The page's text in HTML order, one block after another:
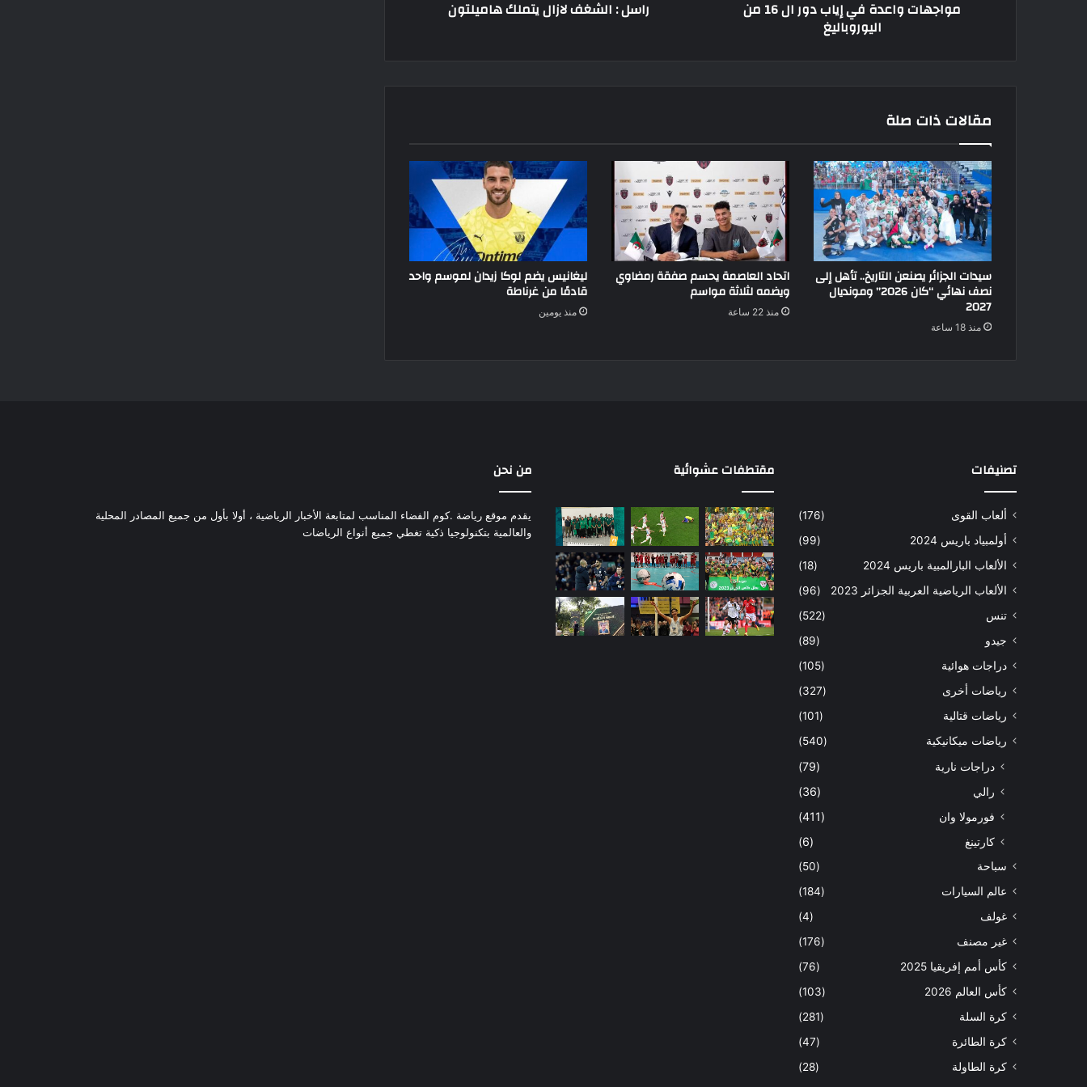
مواجهات واعدة في إياب دور ال 16 من
اليوروباليغ
راسل : الشغف لازال يتملك هاميلتون
مقالات ذات صلة
سيدات الجزائر يصنعن التاريخ.. تأهل إلى
نصف نهائي “كان 2026” ومونديال
2027
منذ 18 ساعة
اتحاد العاصمة يحسم صفقة رمضاوي
ويضمه لثلاثة مواسم
منذ 22 ساعة
ليغانيس يضم لوكا زيدان لموسم واحد
قادمًا من غرناطة
منذ يومين
تصنيفات
ألعاب القوى
(176)
أولمبياد باريس 2024
(99)
الألعاب البارالمبية باريس 2024
(18)
الألعاب الرياضية العربية الجزائر 2023
(96)
تنس
(522)
جيدو
(89)
دراجات هوائية
(105)
رياضات أخرى
(327)
رياضات قتالية
(101)
رياضات ميكانيكية
(540)
دراجات نارية
(79)
رالي
(36)
فورمولا وان
(411)
كارتينغ
(6)
سباحة
(50)
عالم السيارات
(184)
غولف
(4)
غير مصنف
(176)
كأس أمم إفريقيا 2025
(76)
كأس العالم 2026
(103)
كرة السلة
(281)
كرة الطائرة
(47)
كرة الطاولة
(28)
مقتطفات عشوائية من نحن
يقدم موقع رياضة .كوم الفضاء المناسب لمتابعة الأخبار الرياضية ، أولا بأول من جميع المصادر المحلية
والعالمية بتكنولوجيا ذكية تغطي جميع أنواع الرياضات